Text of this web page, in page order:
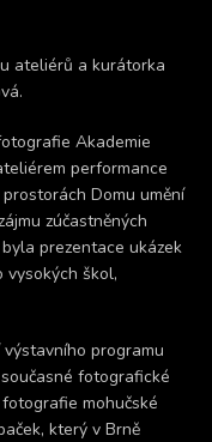
ateliérů a kurátorka
Akademie
performance
Domu umění
zúčastněných
prezentace ukázek
škol,
programu
fotografické
mohučské
který v Brně